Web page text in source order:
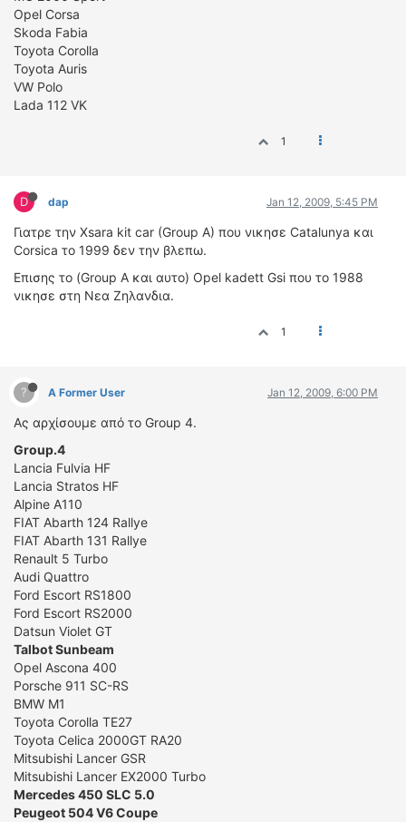
Opel Corsa
Skoda Fabia
Toyota Corolla
Toyota Auris
VW Polo
Lada 112 VK
1
D dap Jan 12, 2009, 5:45 PM
Γιατρε την Xsara kit car (Group A) που νικησε Catalunya και
Corsica το 1999 δεν την βλεπω.
Eπισης το (Group A και αυτο) Opel kadett Gsi που το 1988
νικησε στη Νεα Ζηλανδια.
1
? A Former User Jan 12, 2009, 6:00 PM
Ας αρχίσουμε από το Group 4.
Group.4
Lancia Fulvia HF
Lancia Stratos HF
Alpine A110
FIAT Abarth 124 Rallye
FIAT Abarth 131 Rallye
Renault 5 Turbo
Audi Quattro
Ford Escort RS1800
Ford Escort RS2000
Datsun Violet GT
Talbot Sunbeam
Opel Ascona 400
Porsche 911 SC-RS
BMW M1
Toyota Corolla TE27
Toyota Celica 2000GT RA20
Mitsubishi Lancer GSR
Mitsubishi Lancer EX2000 Turbo
Mercedes 450 SLC 5.0
Peugeot 504 V6 Coupe